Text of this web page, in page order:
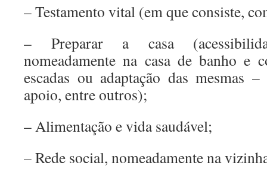
– Testamento vital (em que consiste,
– Preparar a casa
nomeadamente na casa de banho e
escadas ou adaptação das mesmas
apoio, entre outros);
– Alimentação e vida saudável;
– Rede social, nomeadamente na